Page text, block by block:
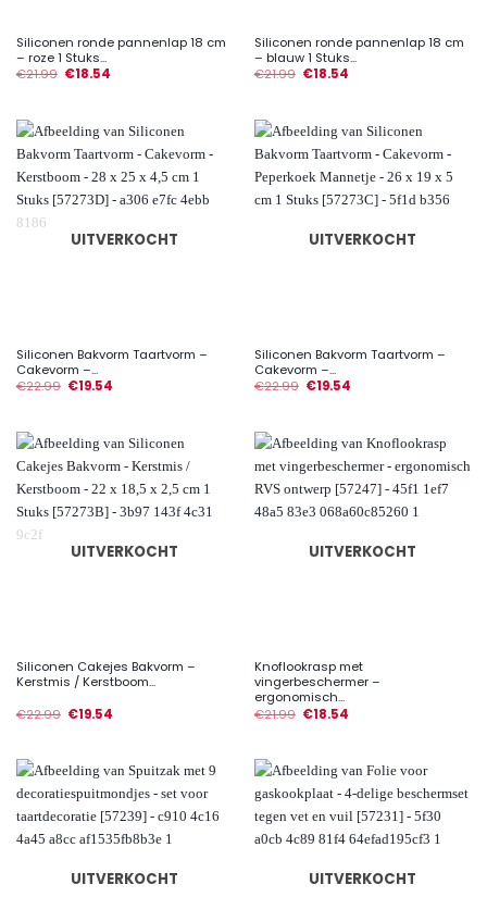
Siliconen ronde pannenlap 18 cm
– roze 1 Stuks...
€21.99 €18.54
Siliconen ronde pannenlap 18 cm
– blauw 1 Stuks...
€21.99 €18.54
UITVERKOCHT
Siliconen Bakvorm Taartvorm –
Cakevorm –...
€22.99 €19.54
UITVERKOCHT
Siliconen Bakvorm Taartvorm –
Cakevorm –...
€22.99 €19.54
UITVERKOCHT
Siliconen Cakejes Bakvorm –
Kerstmis / Kerstboom...
€22.99 €19.54
UITVERKOCHT
Knoflookrasp met
vingerbeschermer –
ergonomisch...
€21.99 €18.54
UITVERKOCHT UITVERKOCHT